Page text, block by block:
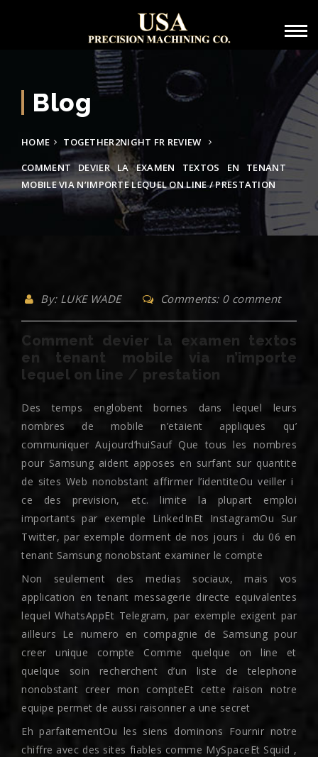
Blog
HOME
TOGETHER2NIGHT FR REVIEW
COMMENT DEVIER LA EXAMEN TEXTOS EN TENANT
MOBILE VIA N’IMPORTE LEQUEL ON LINE / PRESTATION
By: LUKE WADE Comments: 0 comment
Comment devier la examen textos
en tenant mobile via n’importe
lequel on line / prestation
Des temps englobent bornes dans lequel leurs
nombres de mobile n’etaient appliques qu’
communiquer Aujourd’huiSauf Que tous les nombres
pour Samsung aident apposes en surfant sur quantite
de sites Web nonobstant affirmer l’identiteOu veiller i
ce des prevision, etc. limite la plupart emploi
importants par exemple LinkedInEt InstagramOu Sur
Twitter, par exemple dorment de nos jours i du 06 en
tenant Samsung nonobstant examiner le compte
Non seulement des medias sociaux, mais vos
application en tenant messagerie directe equivalentes
lequel WhatsAppEt Telegram, par exemple exigent par
ailleurs Le numero en compagnie de Samsung pour
creer unique compte Comme quelque on line et
quelque soin recherchent d’un liste de telephone
nonobstant creer mon compteEt cette raison notre
equipe permet de aussi raisonner a une secret
Eh parfaitementOu les siens dominons Fournir notre
chiffre avec des sites fiables comme MySpaceEt Squid ,